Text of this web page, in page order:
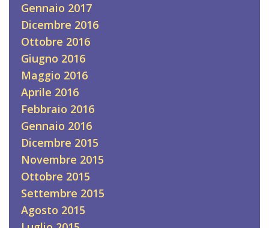
Gennaio 2017
Dicembre 2016
Ottobre 2016
Giugno 2016
Maggio 2016
Aprile 2016
Febbraio 2016
Gennaio 2016
Dicembre 2015
Novembre 2015
Ottobre 2015
Settembre 2015
Agosto 2015